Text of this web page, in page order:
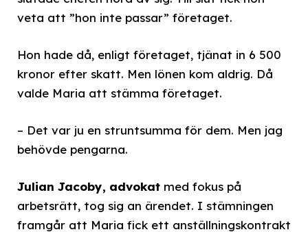
veta att ”hon inte passar” företaget.
Hon hade då, enligt företaget, tjänat in 6 500
kronor efter skatt. Men lönen kom aldrig. Då
valde Maria att stämma företaget.
– Det var ju en struntsumma för dem. Men jag
behövde pengarna.
Julian Jacoby, advokat med fokus på
arbetsrätt, tog sig an ärendet. I stämningen
framgår att Maria fick ett anställningskontrakt